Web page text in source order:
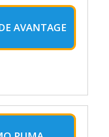
AVANTAGE